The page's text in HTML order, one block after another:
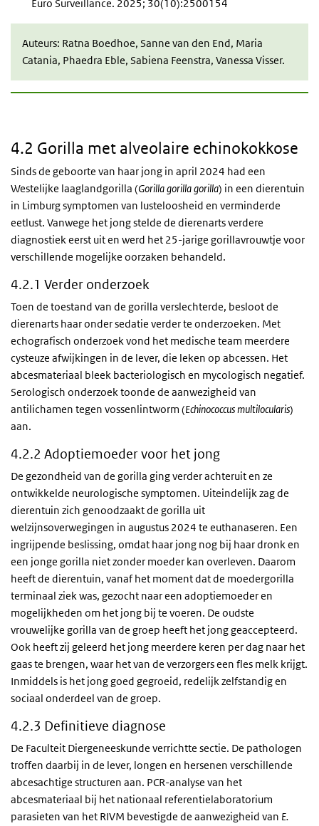
Euro Surveillance. 2025; 30(10):2500154
Auteurs: Ratna Boedhoe, Sanne van den End, Maria
Catania, Phaedra Eble, Sabiena Feenstra, Vanessa Visser.
4.2 Gorilla met alveolaire echinokokkose
Sinds de geboorte van haar jong in april 2024 had een
Westelijke laaglandgorilla (Gorilla gorilla gorilla) in een dierentuin
in Limburg symptomen van lusteloosheid en verminderde
eetlust. Vanwege het jong stelde de dierenarts verdere
diagnostiek eerst uit en werd het 25-jarige gorillavrouwtje voor
verschillende mogelijke oorzaken behandeld.
4.2.1 Verder onderzoek
Toen de toestand van de gorilla verslechterde, besloot de
dierenarts haar onder sedatie verder te onderzoeken. Met
echografisch onderzoek vond het medische team meerdere
cysteuze afwijkingen in de lever, die leken op abcessen. Het
abcesmateriaal bleek bacteriologisch en mycologisch negatief.
Serologisch onderzoek toonde de aanwezigheid van
antilichamen tegen vossenlintworm (Echinococcus multilocularis)
aan.
4.2.2 Adoptiemoeder voor het jong
De gezondheid van de gorilla ging verder achteruit en ze
ontwikkelde neurologische symptomen. Uiteindelijk zag de
dierentuin zich genoodzaakt de gorilla uit
welzijnsoverwegingen in augustus 2024 te euthanaseren. Een
ingrijpende beslissing, omdat haar jong nog bij haar dronk en
een jonge gorilla niet zonder moeder kan overleven. Daarom
heeft de dierentuin, vanaf het moment dat de moedergorilla
terminaal ziek was, gezocht naar een adoptiemoeder en
mogelijkheden om het jong bij te voeren. De oudste
vrouwelijke gorilla van de groep heeft het jong geaccepteerd.
Ook heeft zij geleerd het jong meerdere keren per dag naar het
gaas te brengen, waar het van de verzorgers een fles melk krijgt.
Inmiddels is het jong goed gegroeid, redelijk zelfstandig en
sociaal onderdeel van de groep.
4.2.3 Definitieve diagnose
De Faculteit Diergeneeskunde verrichtte sectie. De pathologen
troffen daarbij in de lever, longen en hersenen verschillende
abcesachtige structuren aan. PCR-analyse van het
abcesmateriaal bij het nationaal referentielaboratorium
parasieten van het RIVM bevestigde de aanwezigheid van E.